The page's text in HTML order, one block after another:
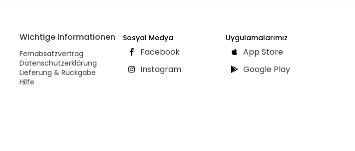
Wichtige Informationen
Fernabsatzvertrag
Datenschutzerklärung
Lieferung & Rückgabe
Hilfe
Sosyal Medya
Facebook
Instagram
Uygulamalarımız
App Store
Google Play